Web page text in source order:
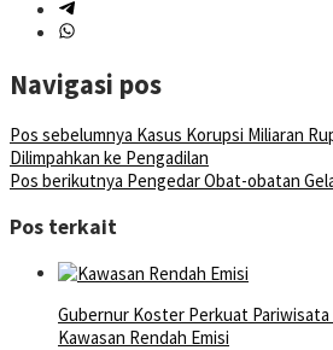
Navigasi pos
Pos sebelumnya Kasus Korupsi Miliaran
Dilimpahkan ke Pengadilan
Pos berikutnya Pengedar Obat-obatan
Pos terkait
Gubernur Koster Perkuat
Kawasan Rendah Emisi